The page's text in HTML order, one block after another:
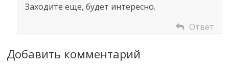
Заходите еще, будет интересно.
Ответ
Добавить комментарий